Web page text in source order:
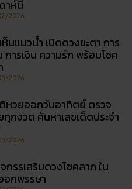
าห์นี้
2026
ห็นแมวน้ำ เปิดดวงชะตา การ
การเงิน ความรัก พร้อมโชค
2026
หวยออกวันอาทิตย์ ตรวจ
ทุกงวด ค้นหาเลขเด็ดประจำ
2026
กรรเสริมดวงโชคลาภ ใน
อกพรรษา